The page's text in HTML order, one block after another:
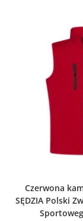
Czerwona
SĘDZIA Polski